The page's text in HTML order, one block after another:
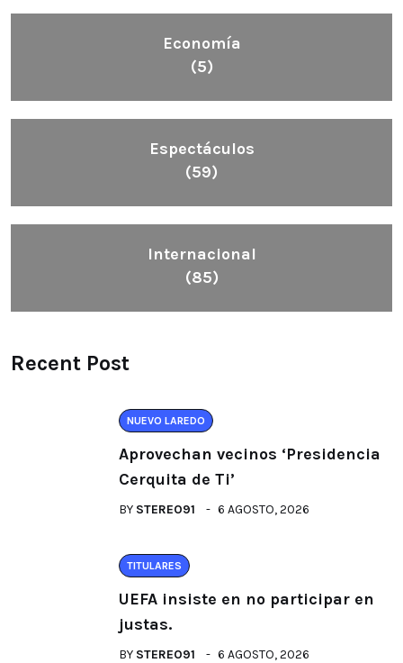
Economía
(5)
Espectáculos
(59)
Internacional
(85)
Recent Post
NUEVO LAREDO
Aprovechan vecinos ‘Presidencia
Cerquita de Ti’
BY STEREO91 6 AGOSTO, 2026
TITULARES
UEFA insiste en no participar en
justas.
BY STEREO91 6 AGOSTO, 2026